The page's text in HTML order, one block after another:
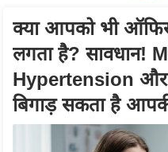
क्या आपको भी
लगता है? सावधान!
Hypertension
बिगाड़ सकता है